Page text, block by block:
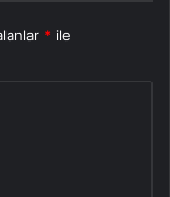
* ile